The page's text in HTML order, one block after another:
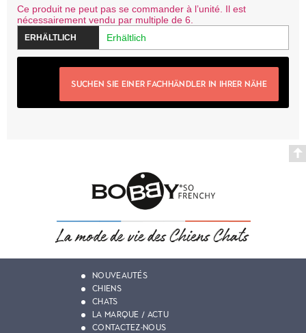
Ce produit ne peut pas se commander à l’unité. Il est
nécessairement vendu par multiple de 6.
Erhältlich
SUCHEN SIE EINER FACHHÄNDLER IN IHRER NÄHE
NOUVEAUTÉS
CHIENS
CHATS
LA MARQUE / ACTU
CONTACTEZ-NOUS